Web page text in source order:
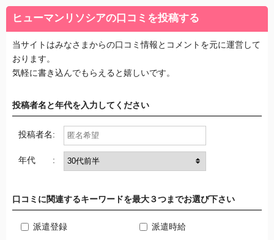
ヒューマンリソシアの口コミを投稿する
当サイトはみなさまからの口コミ情報とコメントを元に運営して
おります。
気軽に書き込んでもらえると嬉しいです。
投稿者名と年代を入力してください
投稿者名:
年代 :
口コミに関連するキーワードを最大３つまでお選び下さい
派遣登録 派遣時給